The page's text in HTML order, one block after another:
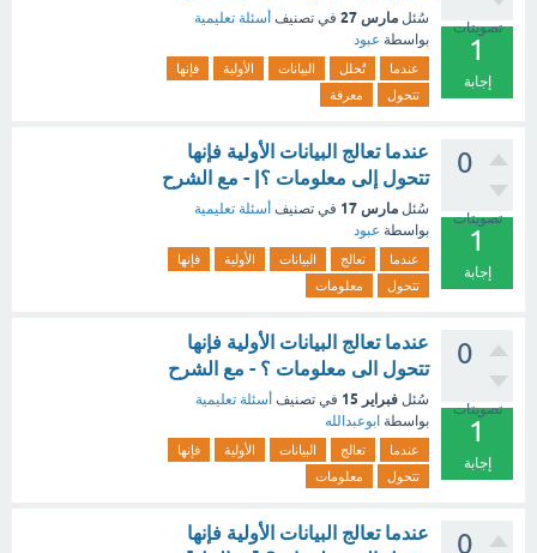
تصويتات
1
إجابة
سُئل مارس 27 في تصنيف أسئلة تعليمية
بواسطة عبود
عندما تُحلل البيانات الأولية
فإنها
تتحول
معرفة
0
تصويتات
1
إجابة
عندما تعالج البيانات الأولية فإنها
تتحول إلى معلومات ؟| - مع الشرح
سُئل مارس 17 في تصنيف أسئلة تعليمية
بواسطة عبود
عندما تعالج البيانات الأولية
فإنها
تتحول
معلومات
0
تصويتات
1
إجابة
عندما تعالج البيانات الأولية فإنها
تتحول الى معلومات ؟ - مع الشرح
سُئل فبراير 15 في تصنيف أسئلة تعليمية
بواسطة ابوعبدالله
عندما تعالج البيانات الأولية
فإنها
تتحول
معلومات
0
عندما تعالج البيانات الأولية فإنها